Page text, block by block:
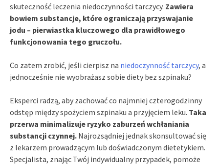
skuteczność leczenia niedoczynności tarczycy. Zawiera
bowiem substancje, które ograniczają przyswajanie
jodu – pierwiastka kluczowego dla prawidłowego
funkcjonowania tego gruczołu.
Co zatem zrobić, jeśli cierpisz na niedoczynność tarczycy, a
jednocześnie nie wyobrażasz sobie diety bez szpinaku?
Eksperci radzą, aby zachować co najmniej czterogodzinny
odstęp między spożyciem szpinaku a przyjęciem leku. Taka
przerwa minimalizuje ryzyko zaburzeń wchłaniania
substancji czynnej. Najrozsądniej jednak skonsultować się
z lekarzem prowadzącym lub doświadczonym dietetykiem.
Specjalista, znając Twój indywidualny przypadek, pomoże